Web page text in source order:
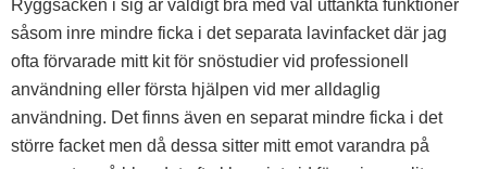
Ryggsäcken i sig är väldigt bra med väl uttänkta funktioner
såsom inre mindre ficka i det separata lavinfacket där jag
ofta förvarade mitt kit för snöstudier vid professionell
användning eller första hjälpen vid mer alldaglig
användning. Det finns även en separat mindre ficka i det
större facket men då dessa sitter mitt emot varandra på